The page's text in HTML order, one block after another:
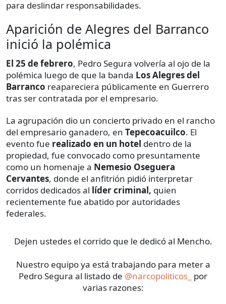
para deslindar responsabilidades.
Aparición de Alegres del Barranco
inició la polémica
El 25 de febrero, Pedro Segura volvería al ojo de la
polémica luego de que la banda Los Alegres del
Barranco reapareciera públicamente en Guerrero
tras ser contratada por el empresario.
La agrupación dio un concierto privado en el rancho
del empresario ganadero, en Tepecoacuilco. El
evento fue realizado en un hotel dentro de la
propiedad, fue convocado como presuntamente
como un homenaje a Nemesio Oseguera
Cervantes, donde el anfitrión pidió interpretar
corridos dedicados al líder criminal, quien
recientemente fue abatido por autoridades
federales.
Dejen ustedes el corrido que le dedicó al Mencho.
Nuestro equipo ya está trabajando para meter a
Pedro Segura al listado de @narcopoliticos_ por
varias razones: